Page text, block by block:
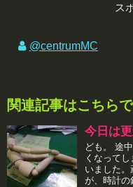
ス
@centrumMC
関連記事はこちら
今日は
ども。 途
くなって
いました
が、時計の